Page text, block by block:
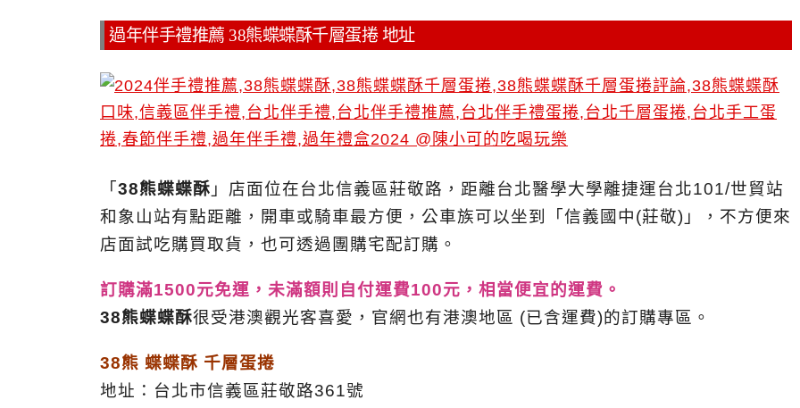
過年伴手禮推薦 38熊蝶蝶酥千層蛋捲 地址
「 38熊蝶蝶酥 」店面位在台北信義區莊敬路，距離台北醫學大學離捷運台北101/世貿站
和象山站有點距離，開車或騎車最方便，公車族可以坐到「信義國中(莊敬)」，不方便來
店面試吃購買取貨，也可透過團購宅配訂購。
訂購滿1500元免運，未滿額則自付運費100元，相當便宜的運費。
38熊蝶蝶酥很受港澳觀光客喜愛，官網也有港澳地區 (已含運費)的訂購專區。
38熊 蝶蝶酥 千層蛋捲
地址：台北市信義區莊敬路361號